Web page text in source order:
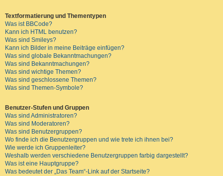
Textformatierung und Thementypen
Was ist BBCode?
Kann ich HTML benutzen?
Was sind Smileys?
Kann ich Bilder in meine Beiträge einfügen?
Was sind globale Bekanntmachungen?
Was sind Bekanntmachungen?
Was sind wichtige Themen?
Was sind geschlossene Themen?
Was sind Themen-Symbole?
Benutzer-Stufen und Gruppen
Was sind Administratoren?
Was sind Moderatoren?
Was sind Benutzergruppen?
Wo finde ich die Benutzergruppen und wie trete ich ihnen bei?
Wie werde ich Gruppenleiter?
Weshalb werden verschiedene Benutzergruppen farbig dargestellt?
Was ist eine Hauptgruppe?
Was bedeutet der „Das Team“-Link auf der Startseite?